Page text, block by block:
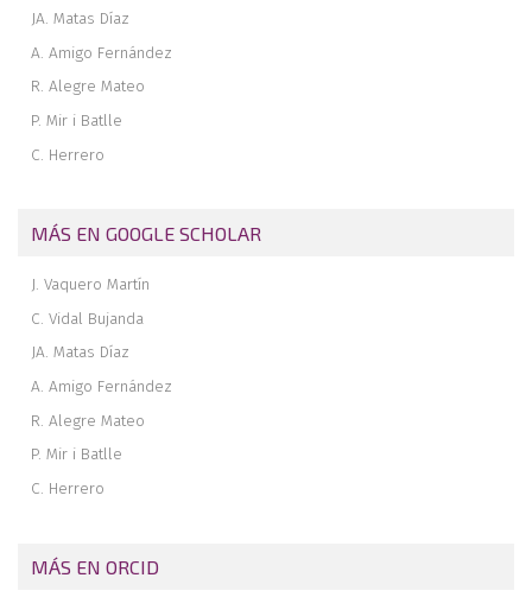
JA. Matas Díaz
A. Amigo Fernández
R. Alegre Mateo
P. Mir i Batlle
C. Herrero
MÁS EN GOOGLE SCHOLAR
J. Vaquero Martín
C. Vidal Bujanda
JA. Matas Díaz
A. Amigo Fernández
R. Alegre Mateo
P. Mir i Batlle
C. Herrero
MÁS EN ORCID